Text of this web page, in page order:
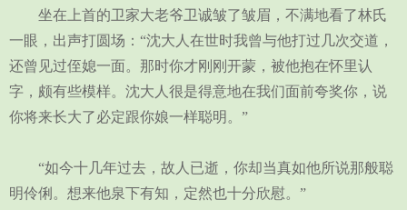
坐在上首的卫家大老爷卫诚皱了皱眉，不满地看了林氏
一眼，出声打圆场：“沈大人在世时我曾与他打过几次交道，
还曾见过侄媳一面。那时你才刚刚开蒙，被他抱在怀里认
字，颇有些模样。沈大人很是得意地在我们面前夸奖你，说
你将来长大了必定跟你娘一样聪明。”
“如今十几年过去，故人已逝，你却当真如他所说那般聪
明伶俐。想来他泉下有知，定然也十分欣慰。”